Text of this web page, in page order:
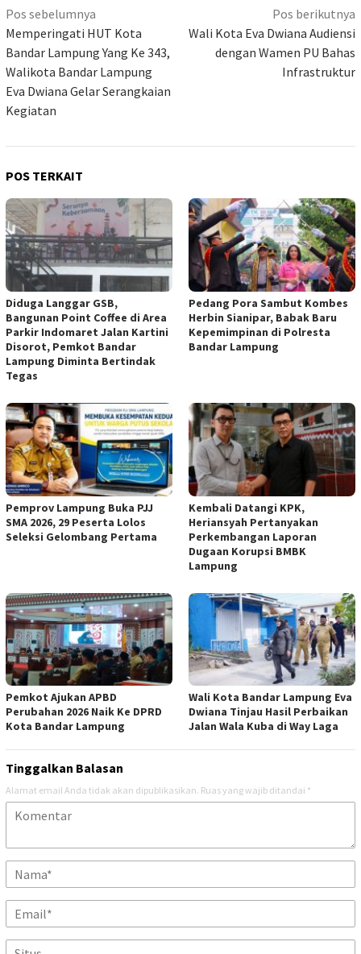
Navigasi
pos
Pos sebelumnya
Memperingati HUT Kota
Bandar Lampung Yang Ke 343,
Walikota Bandar Lampung
Eva Dwiana Gelar Serangkaian
Kegiatan
Pos berikutnya
Wali Kota Eva Dwiana Audiensi
dengan Wamen PU Bahas
Infrastruktur
POS TERKAIT
Diduga Langgar GSB,
Bangunan Point Coffee di Area
Parkir Indomaret Jalan Kartini
Disorot, Pemkot Bandar
Lampung Diminta Bertindak
Tegas
Pedang Pora Sambut Kombes
Herbin Sianipar, Babak Baru
Kepemimpinan di Polresta
Bandar Lampung
Pemprov Lampung Buka PJJ
SMA 2026, 29 Peserta Lolos
Seleksi Gelombang Pertama
Kembali Datangi KPK,
Heriansyah Pertanyakan
Perkembangan Laporan
Dugaan Korupsi BMBK
Lampung
Pemkot Ajukan APBD
Perubahan 2026 Naik Ke DPRD
Kota Bandar Lampung
Wali Kota Bandar Lampung Eva
Dwiana Tinjau Hasil Perbaikan
Jalan Wala Kuba di Way Laga
Tinggalkan Balasan
Alamat email Anda tidak akan dipublikasikan. Ruas yang wajib ditandai *